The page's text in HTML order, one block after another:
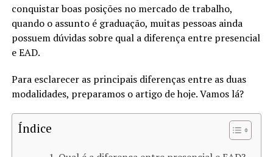
conquistar boas posições no mercado de trabalho,
quando o assunto é graduação, muitas pessoas ainda
possuem dúvidas sobre qual a diferença entre presencial
e EAD.
Para esclarecer as principais diferenças entre as duas
modalidades, preparamos o artigo de hoje. Vamos lá?
Índice